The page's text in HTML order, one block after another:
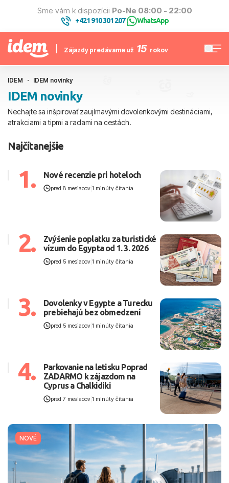
Sme vám k dispozícii Po-Ne 08:00 - 22:00
+421 910 301 207| WhatsApp
Zájazdy predávame už 15 rokov
IDEM IDEM novinky
IDEM novinky
Nechajte sa inšpirovať zaujímavými dovolenkovými destináciami,
atrakciami a tipmi a radami na cestách.
Najčítanejšie
1. Nové recenzie pri hoteloch
pred 8 mesiacov 1 minúty čítania
2.
Zvýšenie poplatku za turistické
vízum do Egypta od 1. 3. 2026
pred 5 mesiacov 1 minúty čítania
3.
Dovolenky v Egypte a Turecku
prebiehajú bez obmedzení
pred 5 mesiacov 1 minúty čítania
4.
Parkovanie na letisku Poprad
ZADARMO k zájazdom na
Cyprus a Chalkidiki
pred 7 mesiacov 1 minúty čítania
NOVÉ